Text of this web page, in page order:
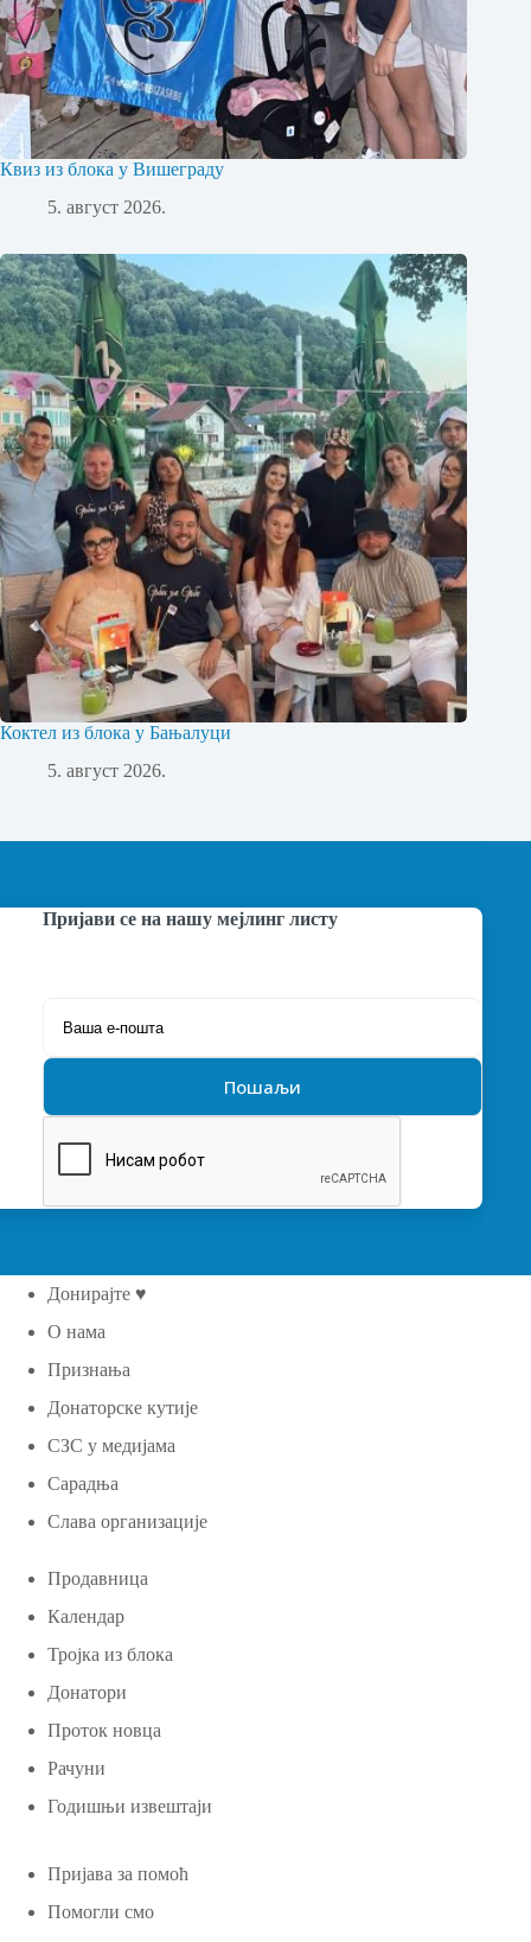
Квиз из блока у Вишеграду
5. август 2026.
Коктел из блока у Бањалуци
5. август 2026.
Пријави се на нашу мејлинг листу
Донирајте ♥
О нама
Признања
Донаторске кутије
СЗС у медијама
Сарадња
Слава организације
Продавница
Календар
Тројка из блока
Донатори
Проток новца
Рачуни
Годишњи извештаји
Пријава за помоћ
Помогли смо